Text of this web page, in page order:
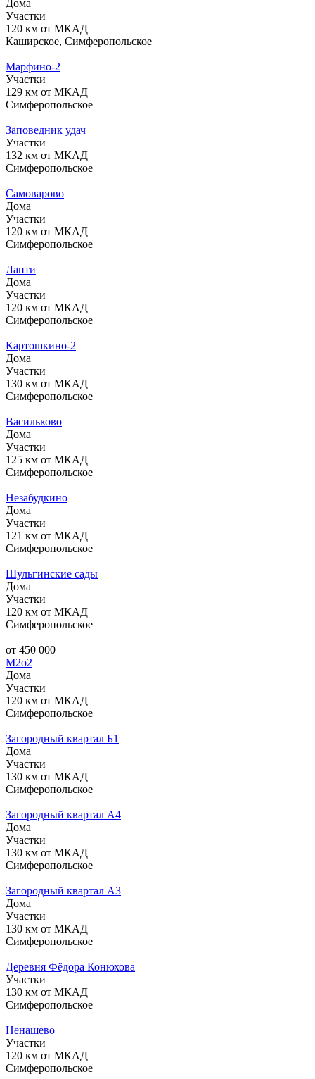
Дома
Участки
120 км от МКАД
Каширское, Симферопольское
Марфино-2
Участки
129 км от МКАД
Симферопольское
Заповедник удач
Участки
132 км от МКАД
Симферопольское
Самоварово
Дома
Участки
120 км от МКАД
Симферопольское
Лапти
Дома
Участки
120 км от МКАД
Симферопольское
Картошкино-2
Дома
Участки
130 км от МКАД
Симферопольское
Васильково
Дома
Участки
125 км от МКАД
Симферопольское
Незабудкино
Дома
Участки
121 км от МКАД
Симферопольское
Шульгинские сады
Дома
Участки
120 км от МКАД
Симферопольское
от 450 000
М2о2
Дома
Участки
120 км от МКАД
Симферопольское
Загородный квартал Б1
Дома
Участки
130 км от МКАД
Симферопольское
Загородный квартал А4
Дома
Участки
130 км от МКАД
Симферопольское
Загородный квартал А3
Дома
Участки
130 км от МКАД
Симферопольское
Деревня Фёдора Конюхова
Участки
130 км от МКАД
Симферопольское
Ненашево
Участки
120 км от МКАД
Симферопольское